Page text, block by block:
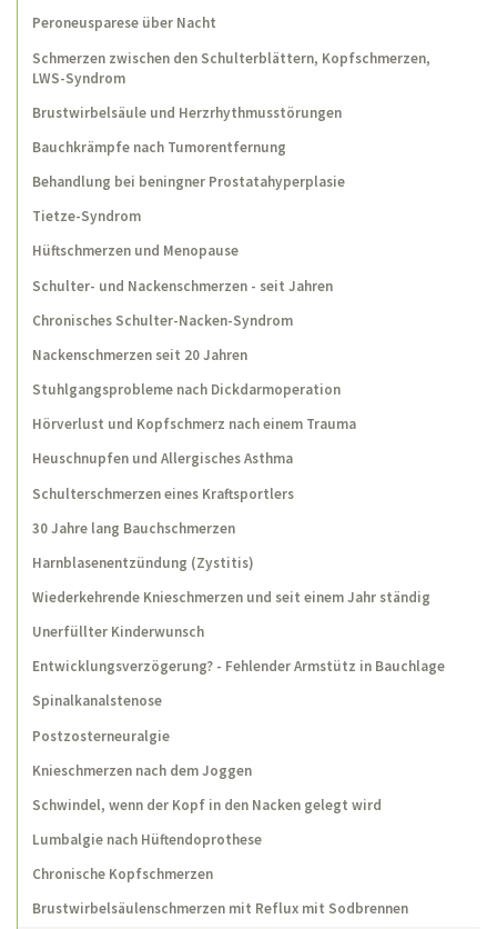
Wiederkehrende Knieschmerzen und seit
einem Jahr ständig
Unerfüllter Kinderwunsch
Entwicklungsverzögerung? - Fehlender
Armstütz in Bauchlage
Spinalkanalstenose
Postzosterneuralgie
Knieschmerzen nach dem Joggen
Schwindel, wenn der Kopf in den Nacken
gelegt wird
Lumbalgie nach Hüftendoprothese
Chronische Kopfschmerzen
Brustwirbelsäulenschmerzen mit Reflux mit
Sodbrennen
Magenschmerzen
Schwindel und Kribbeln in den Fingern,
Adduktorenzerrung
Schmerzen zwischen den Schulterblättern
3-Monats-Koliken und Vorzugshaltungen des
Lebenslauf
Publikationen
Home
Peroneusparese über Nacht
Schmerzen zwischen den Schulterblättern, Kopfschmerzen,
LWS-Syndrom
Brustwirbelsäule und Herzrhythmusstörungen
Bauchkrämpfe nach Tumorentfernung
Behandlung bei beningner Prostatahyperplasie
Tietze-Syndrom
Hüftschmerzen und Menopause
Schulter- und Nackenschmerzen - seit Jahren
Chronisches Schulter-Nacken-Syndrom
Nackenschmerzen seit 20 Jahren
Stuhlgangsprobleme nach Dickdarmoperation
Hörverlust und Kopfschmerz nach einem Trauma
Heuschnupfen und Allergisches Asthma
Schulterschmerzen eines Kraftsportlers
30 Jahre lang Bauchschmerzen
Harnblasenentzündung (Zystitis)
Wiederkehrende Knieschmerzen und seit einem Jahr ständig
Unerfüllter Kinderwunsch
Entwicklungsverzögerung? - Fehlender Armstütz in Bauchlage
Spinalkanalstenose
Postzosterneuralgie
Knieschmerzen nach dem Joggen
Schwindel, wenn der Kopf in den Nacken gelegt wird
Lumbalgie nach Hüftendoprothese
Chronische Kopfschmerzen
Brustwirbelsäulenschmerzen mit Reflux mit Sodbrennen